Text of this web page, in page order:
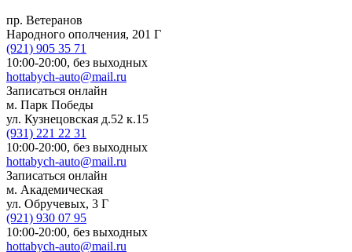
пр. Ветеранов
Народного ополчения, 201 Г
(921) 905 35 71
10:00-20:00, без выходных
hottabych-auto@mail.ru
Записаться онлайн
м. Парк Победы
ул. Кузнецовская д.52 к.15
(931) 221 22 31
10:00-20:00, без выходных
hottabych-auto@mail.ru
Записаться онлайн
м. Академическая
ул. Обручевых, 3 Г
(921) 930 07 95
10:00-20:00, без выходных
hottabych-auto@mail.ru